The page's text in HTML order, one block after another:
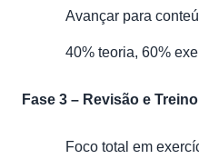
Avançar para
40% teoria, 60%
Fase 3 – Revisão e
Foco total em